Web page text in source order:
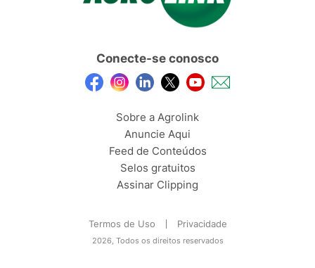
Conecte-se conosco
Sobre a Agrolink
Anuncie Aqui
Feed de Conteúdos
Selos gratuitos
Assinar Clipping
Termos de Uso Privacidade
2026, Todos os direitos reservados